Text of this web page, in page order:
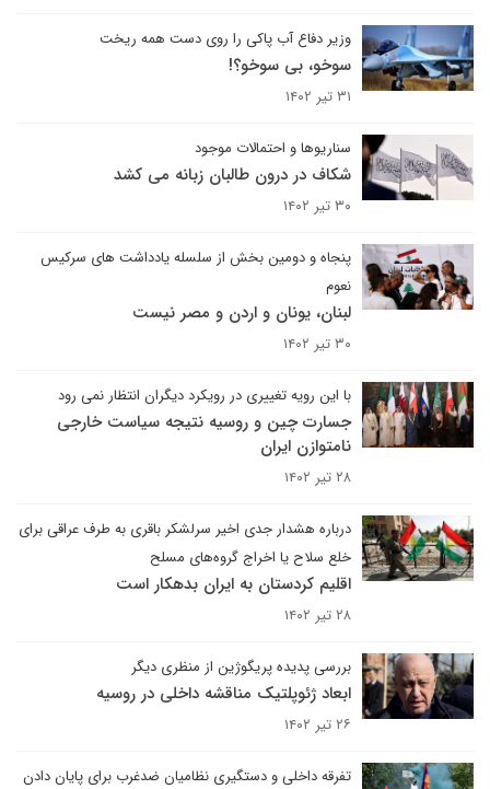
وزیر دفاع آب پاکی را روی دست همه ریخت
سوخو، بی سوخو؟!
۳۱ تیر ۱۴۰۲
سناریوها و احتمالات موجود
شکاف در درون طالبان زبانه می کشد
۳۰ تیر ۱۴۰۲
پنجاه و دومین بخش از سلسله یادداشت های سرکیس
نعوم
لبنان، یونان و اردن و مصر نیست
۳۰ تیر ۱۴۰۲
با این رویه تغییری در رویکرد دیگران انتظار نمی رود
جسارت چین و روسیه نتیجه سیاست خارجی
نامتوازن ایران
۲۸ تیر ۱۴۰۲
درباره هشدار جدی اخیر سرلشکر باقری به طرف عراقی برای
خلع سلاح یا اخراج گروه‌های مسلح
اقلیم کردستان به ایران بدهکار است
۲۸ تیر ۱۴۰۲
بررسی پدیده پریگوژین از منظری دیگر
ابعاد ژئوپلتیک مناقشه داخلی در روسیه
۲۶ تیر ۱۴۰۲
تفرقه داخلی و دستگیری نظامیان ضدغرب برای پایان دادن